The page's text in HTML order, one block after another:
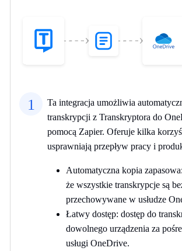
1
Ta integracja umożliwia
transkrypcji z Transkryptora do
pomocą Zapier. Oferuje kilka
usprawniają przepływ pracy i
Automatyczna kopia
że wszystkie transkrypcje są
przechowywane w usłudze
Łatwy dostęp: dostęp do
dowolnego urządzenia za
usługi OneDrive.